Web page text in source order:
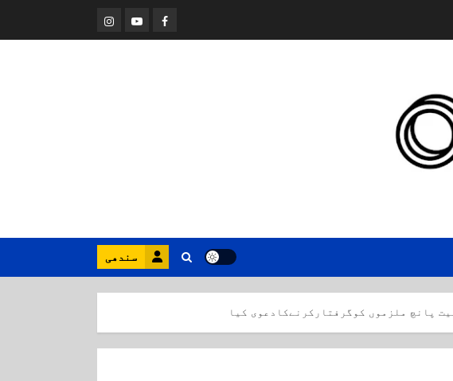
Facebook
Youtube
Instagram
سندھی
پانچ ملزموں کوگرفتارکرنےکادعوی کیا